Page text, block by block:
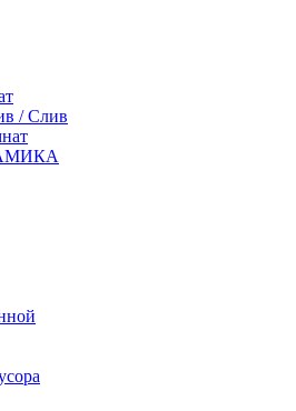
/ Слив